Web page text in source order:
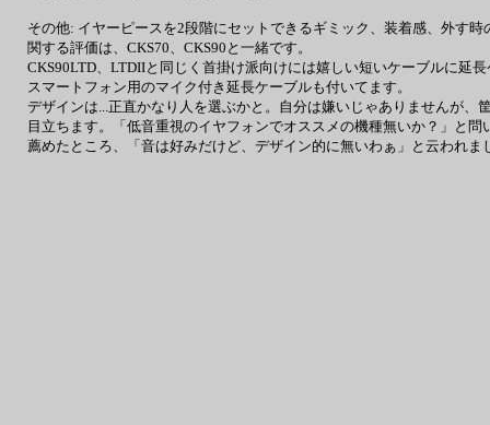
その他: イヤーピースを2段階にセットできるギミック、装着感、外す
関する評価は、CKS70、CKS90と一緒です。
CKS90LTD、LTDIIと同じく首掛け派向けには嬉しい短いケーブルに延
スマートフォン用のマイク付き延長ケーブルも付いてます。
デザインは...正直かなり人を選ぶかと。自分は嫌いじゃありませんが、
目立ちます。「低音重視のイヤフォンでオススメの機種無いか？」と
薦めたところ、「音は好みだけど、デザイン的に無いわぁ」と云われま